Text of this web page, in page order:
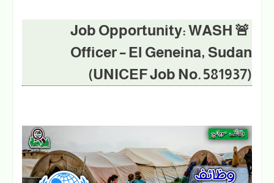
🚨 Job Opportunity: WASH
Officer – El Geneina, Sudan
(UNICEF Job No. 581937)